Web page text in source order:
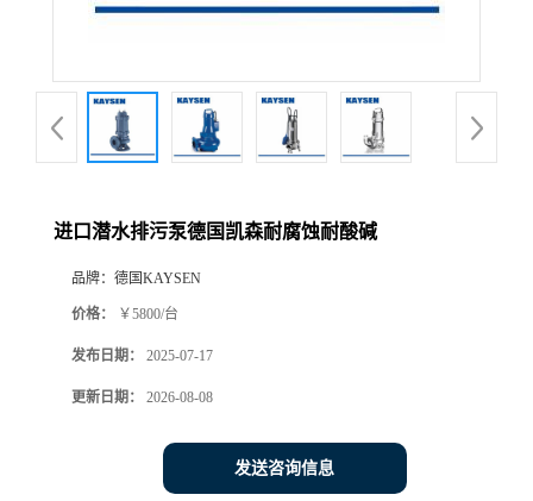
进口潜水排污泵德国凯森耐腐蚀耐酸碱
品牌： 德国KAYSEN
价格： ￥5800/台
发布日期： 2025-07-17
更新日期： 2026-08-08
发送咨询信息